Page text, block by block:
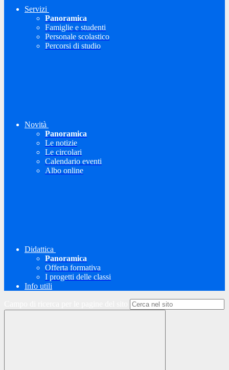
Servizi
Panoramica
Famiglie e studenti
Personale scolastico
Percorsi di studio
Novità
Panoramica
Le notizie
Le circolari
Calendario eventi
Albo online
Didattica
Panoramica
Offerta formativa
I progetti delle classi
Info utili